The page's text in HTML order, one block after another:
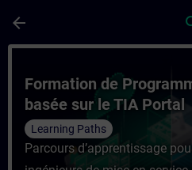
arrow_back
Formation de
basée sur le TIA Portal
Learning Paths
Parcours d’apprentissage